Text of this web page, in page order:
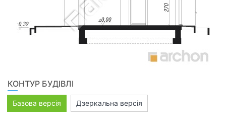
КОНТУР БУДІВЛІ
Базова версія Дзеркальна версія